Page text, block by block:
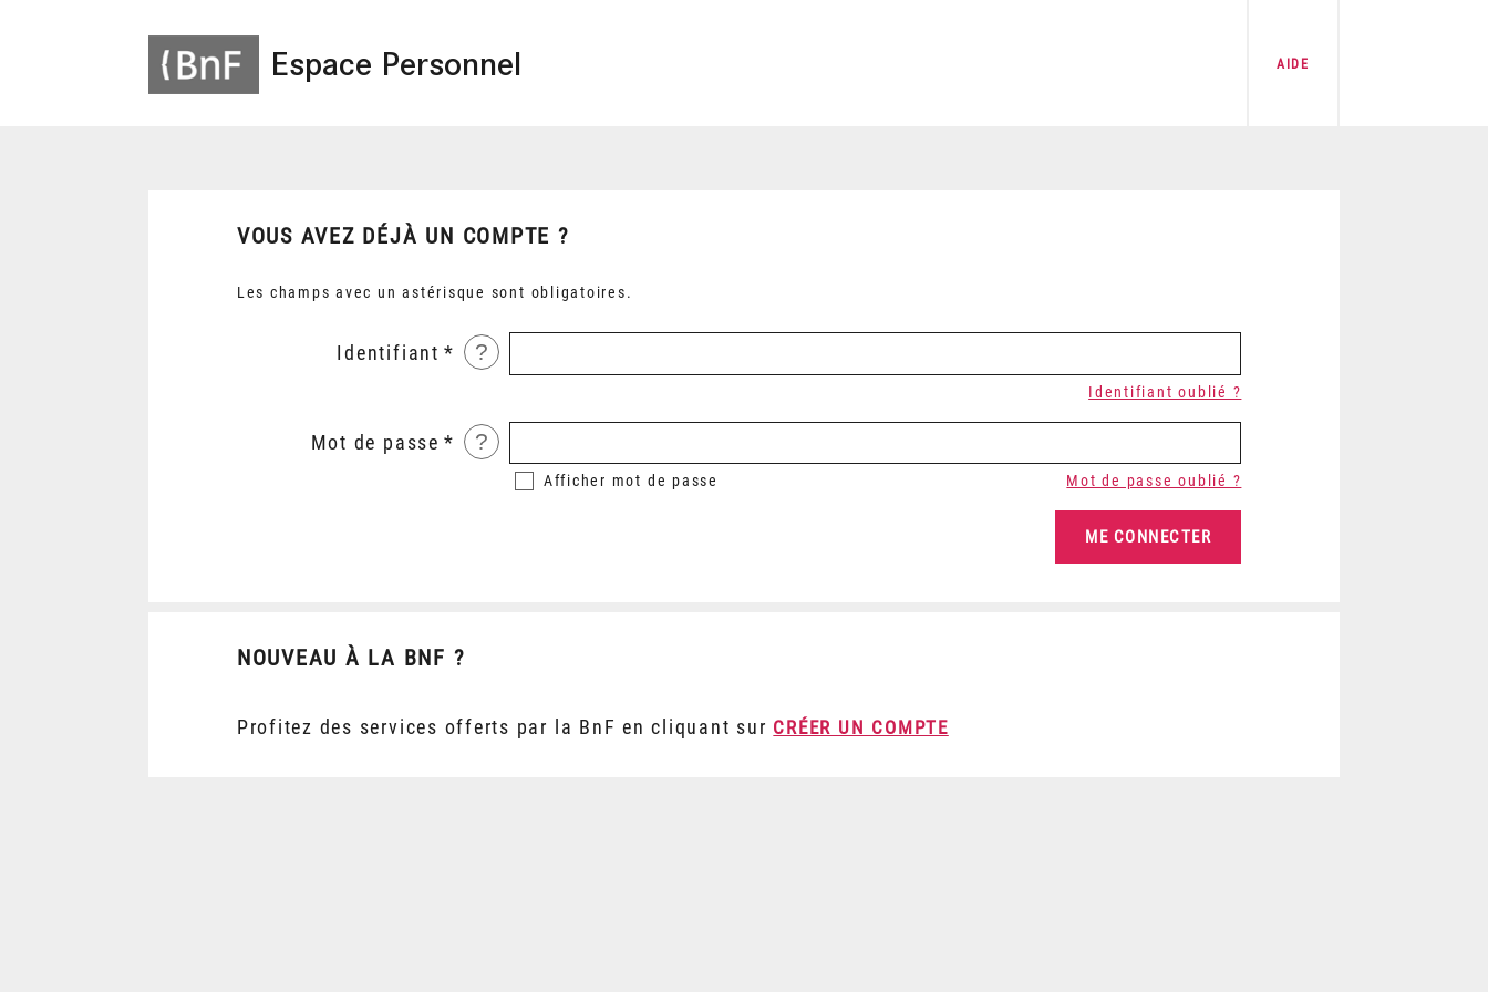
Espace Personnel AIDE
VOUS AVEZ DÉJÀ UN COMPTE ?
Les champs avec un astérisque sont obligatoires.
Identifiant ?
Identifiant oublié ?
Mot de passe ?
Afficher mot de passe Mot de passe oublié ?
NOUVEAU À LA BNF ?
Profitez des services offerts par la BnF en cliquant sur CRÉER UN COMPTE